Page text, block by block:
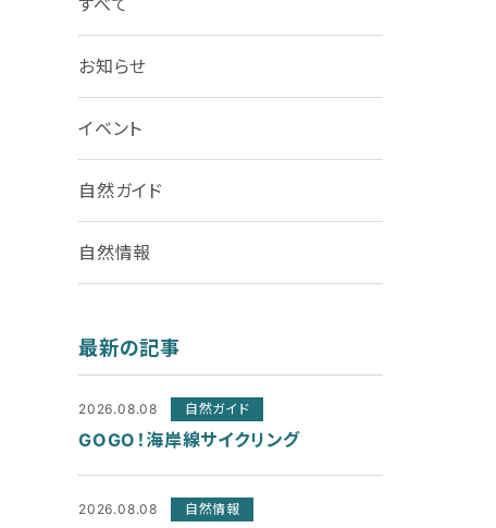
すべて
お知らせ
イベント
自然ガイド
自然情報
最新の記事
2026.08.08 自然ガイド
GOGO！海岸線サイクリング
2026.08.08 自然情報